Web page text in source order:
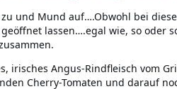
und Mund auf….Obwohl bei
lassen….egal wie, so oder
irisches Angus-Rindfleisch vom
Cherry-Tomaten und darauf